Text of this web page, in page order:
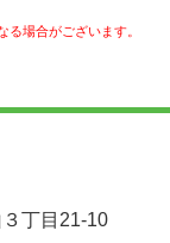
場合がございます。
丁目21-10